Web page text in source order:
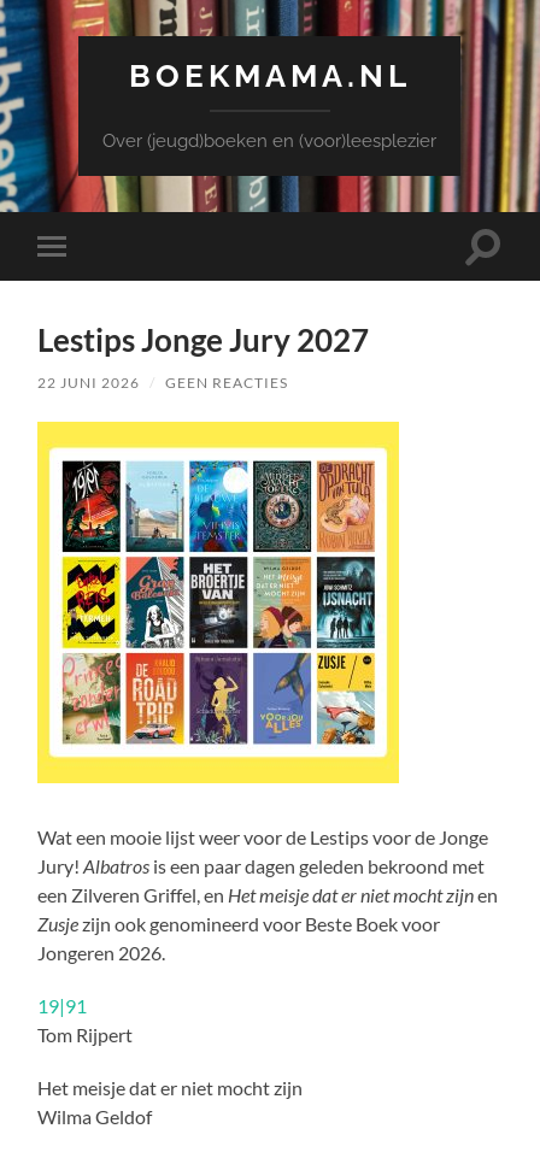
BOEKMAMA.NL
Over (jeugd)boeken en (voor)leesplezier
Toggle
mobiel
Toggle
Lestips Jonge Jury 2027
22 JUNI 2026 / GEEN REACTIES
Wat een mooie lijst weer voor de Lestips voor de Jonge
Jury!Albatros is een paar dagen geleden bekroond met
een Zilveren Griffel, en Het meisje dat er niet mocht zijnen
Zusjezijn ook genomineerd voor Beste Boek voor
Jongeren 2026.
19|91
Tom Rijpert
Het meisje dat er niet mocht zijn
Wilma Geldof